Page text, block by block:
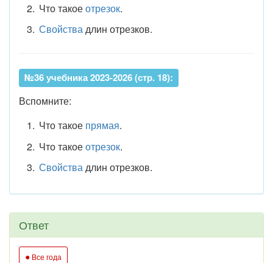
Что такоеотрезок.
Свойствадлин отрезков.
№36 учебника 2023-2026 (стр. 18):
Вспомните:
Что такое прямая.
Что такоеотрезок.
Свойствадлин отрезков.
Ответ
● Все года